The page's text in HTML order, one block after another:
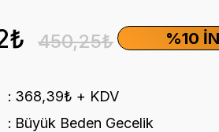
%10
450,25₺
368,39₺ + KDV
Büyük Beden Gecelik